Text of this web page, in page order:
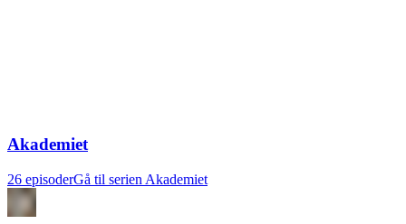
Akademiet
26 episoderGå til serien Akademiet